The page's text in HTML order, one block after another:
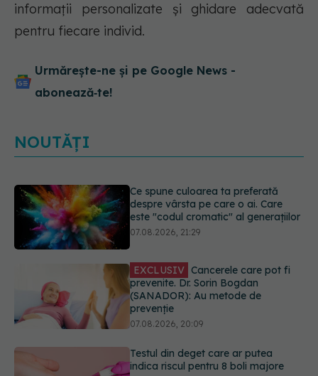
informații personalizate și ghidare adecvată
pentru fiecare individ.
Urmărește-ne și pe Google News -
abonează‑te!
NOUTĂȚI
EXCLUSIV Cancerele care pot fi
prevenite. Dr. Sorin Bogdan
(SANADOR): Au metode de
prevenție
Testul din deget care ar putea
indica riscul pentru 8 boli majore
07.08.2026, 18:34
Dieta care poate crește brusc
colesterolul. Cine este mai expus